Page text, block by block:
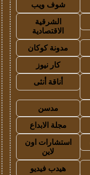
شوف ويب
الشرقية
الاقتصادية
مدونة كوكان
كار نيوز
أناقة أنثى
مدسن
مجلة الابداع
استشارات اون
لاين
هيدب فيديو